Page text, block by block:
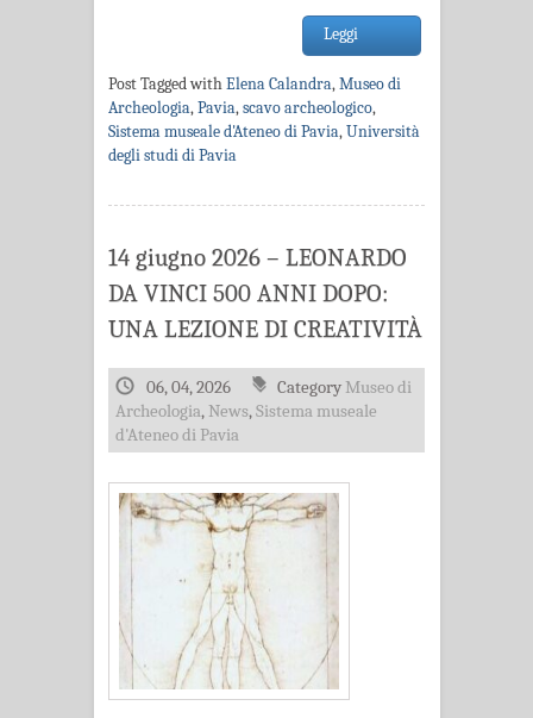
Leggi
Post Tagged withElena Calandra,Museo di
Archeologia,Pavia,scavo archeologico,
Sistema museale d'Ateneo di Pavia,Università
degli studi di Pavia
14 giugno 2026 – LEONARDO
DA VINCI 500 ANNI DOPO:
UNA LEZIONE DI CREATIVITÀ
06, 04, 2026 Category Museo di
Archeologia, News,Sistema museale
d'Ateneo di Pavia